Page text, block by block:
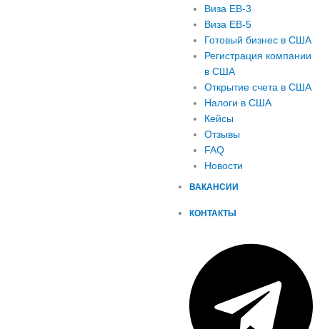
Виза EB-3
Виза EB-5
Готовый бизнес в США
Регистрация компании
в США
Открытие счета в США
Налоги в США
Кейсы
Отзывы
FAQ
Новости
ВАКАНСИИ
КОНТАКТЫ